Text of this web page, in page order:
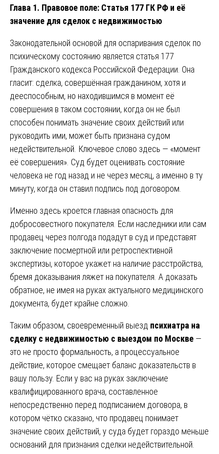
Глава 1. Правовое поле: Статья 177 ГК РФ и её
значение для сделок с недвижимостью
Законодательной основой для оспаривания сделок по
психическому состоянию является статья 177
Гражданского кодекса Российской Федерации. Она
гласит: сделка, совершённая гражданином, хотя и
дееспособным, но находившимся в момент её
совершения в таком состоянии, когда он не был
способен понимать значение своих действий или
руководить ими, может быть признана судом
недействительной. Ключевое слово здесь — «момент
её совершения». Суд будет оценивать состояние
человека не год назад и не через месяц, а именно в ту
минуту, когда он ставил подпись под договором.
Именно здесь кроется главная опасность для
добросовестного покупателя. Если наследники или сам
продавец через полгода подадут в суд и представят
заключение посмертной или ретроспективной
экспертизы, которое укажет на наличие расстройства,
бремя доказывания ляжет на покупателя. А доказать
обратное, не имея на руках актуального медицинского
документа, будет крайне сложно.
Таким образом, своевременный выезд психиатра на
сделку с недвижимостью с выездом по Москве —
это не просто формальность, а процессуальное
действие, которое смещает баланс доказательств в
вашу пользу. Если у вас на руках заключение
квалифицированного врача, составленное
непосредственно перед подписанием договора, в
котором чётко сказано, что продавец понимает
значение своих действий, у суда будет гораздо меньше
оснований для признания сделки недействительной.